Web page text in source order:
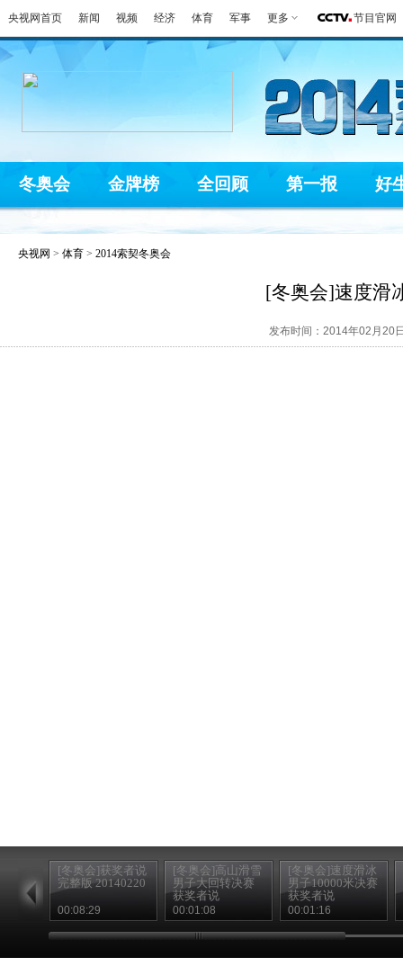
央视网首页 新闻 视频 经济 体育 军事 更多 节目官网
冬奥会 金牌榜 全回顾 第一报 好
央视网 > 体育 > 2014索契冬奥会
[冬奥会]速度滑
发布时间：2014年02月20
[冬奥会]获奖者说
完整版 20140220
00:08:29
[冬奥会]高山滑雪
男子大回转决赛
获奖者说
00:01:08
[冬奥会]速度滑冰
男子10000米决赛
获奖者说
00:01:16